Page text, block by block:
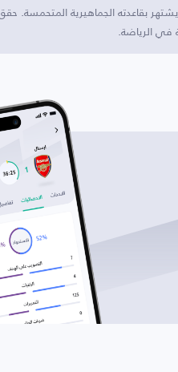
بقاعدته الجماهيرية
في الرياضة.